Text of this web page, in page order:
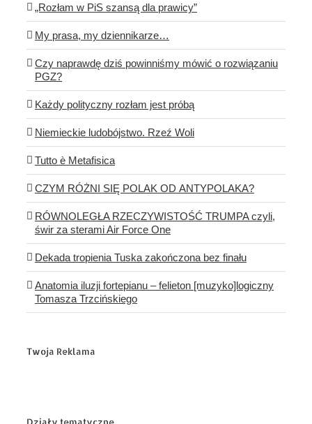
„Rozłam w PiS szansą dla prawicy”
My prasa, my dziennikarze…
Czy naprawdę dziś powinniśmy mówić o rozwiązaniu
PGZ?
Każdy polityczny rozłam jest próbą
Niemieckie ludobójstwo. Rzeź Woli
Tutto è Metafisica
CZYM RÓŻNI SIĘ POLAK OD ANTYPOLAKA?
RÓWNOLEGŁA RZECZYWISTOŚĆ TRUMPA czyli,
świr za sterami Air Force One
Dekada tropienia Tuska zakończona bez finału
Anatomia iluzji fortepianu – felieton [muzyko]logiczny
Tomasza Trzcińskiego
Twoja Reklama